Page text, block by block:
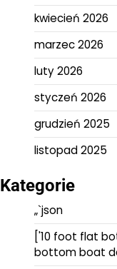
kwiecień 2026
marzec 2026
luty 2026
styczeń 2026
grudzień 2025
listopad 2025
Kategorie
„`json
['10 foot flat
bottom boat